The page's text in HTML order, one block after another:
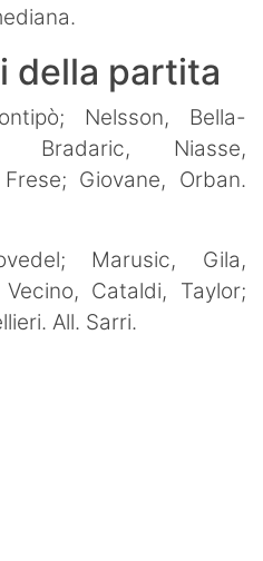
della partita
Nelsson, Bella-
Bradaric, Niasse,
Giovane, Orban.
Marusic, Gila,
Cataldi, Taylor;
All. Sarri.